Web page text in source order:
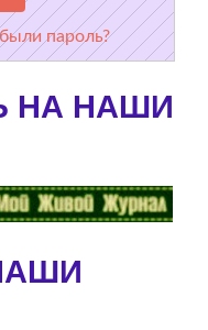
пароль?
НА НАШИ